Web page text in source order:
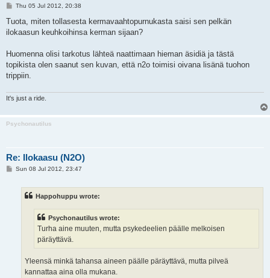
P
s
Thu 05 Jul 2012, 20:38
Tuota, miten tollasesta kermavaahtopurnukasta saisi sen pelkän
ilokaasun keuhkoihinsa kerman sijaan?
Huomenna olisi tarkotus lähteä naattimaan hieman äsidiä ja tästä
topikista olen saanut sen kuvan, että n2o toimisi oivana lisänä tuohon
trippiin.
It's just a ride.
Psychonautilus
Re: Ilokaasu (N2O)
PSun 08 Jul 2012, 23:47
Happohuppu wrote:
Psychonautilus wrote:
Turha aine muuten, mutta psykedeelien päälle melkoisen
päräyttävä.
Yleensä minkä tahansa aineen päälle päräyttävä, mutta pilveä
kannattaa aina olla mukana.